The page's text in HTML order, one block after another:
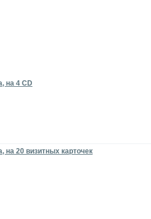
на 4 СD
на 20 визитных карточек